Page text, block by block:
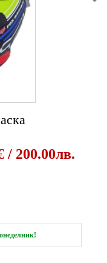
/ 200.00лв.